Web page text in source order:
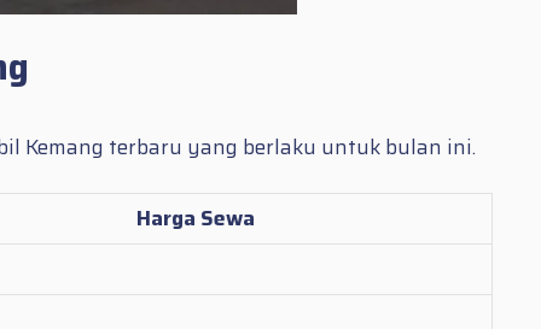
Kemang terbaru yang berlaku untuk bulan ini.
Harga Sewa